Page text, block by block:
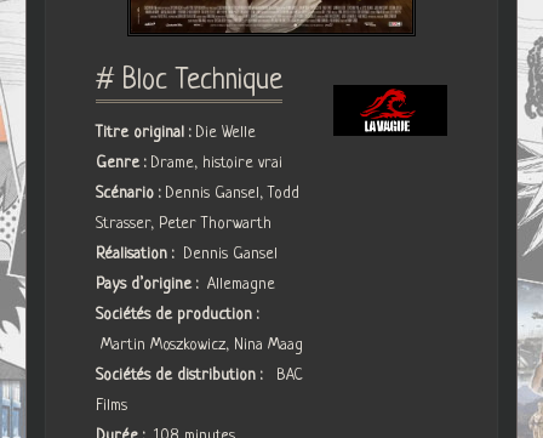
# Bloc Technique
Titre original : Die Welle
Genre : Drame, histoire vrai
Scénario : Dennis Gansel, Todd
Strasser, Peter Thorwarth
Réalisation : Dennis Gansel
Pays d’origine :Allemagne
Sociétés de production :
Martin Moszkowicz, Nina Maag
Sociétés de distribution :
BAC
Films